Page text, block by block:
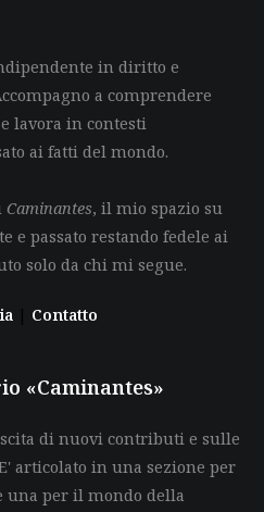
in diritto e
a comprendere
lavora in contesti
ai fatti del mondo.
Caminantes, il mio spazio su
e passato restando fedele ai
solo da chi mi segue.
| Contatto
«Caminantes»
di nuovi contributi e sulle
articolato in una sezione per
per il mondo della